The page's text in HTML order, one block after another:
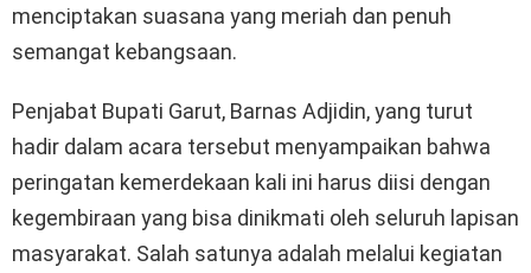
menciptakan suasana yang meriah dan penuh
semangat kebangsaan.
Penjabat Bupati Garut, Barnas Adjidin, yang turut
hadir dalam acara tersebut menyampaikan bahwa
peringatan kemerdekaan kali ini harus diisi dengan
kegembiraan yang bisa dinikmati oleh seluruh lapisan
masyarakat. Salah satunya adalah melalui kegiatan